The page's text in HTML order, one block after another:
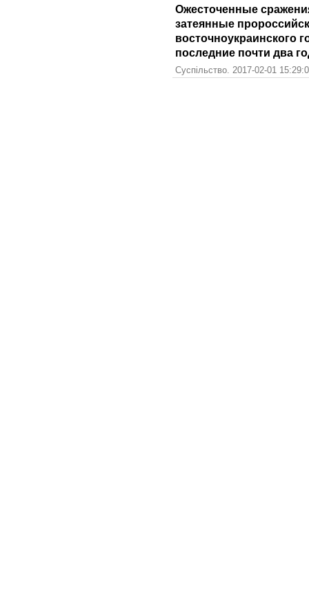
Ожесточенные
затеянные
восточноукраинского
последние почти два
Суспільство. 2017-02-01